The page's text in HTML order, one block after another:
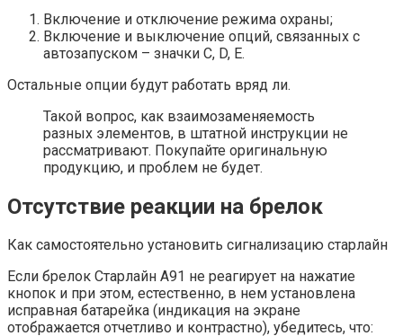
Включение и отключение режима охраны;
Включение и выключение опций, связанных с
автозапуском – значки C, D, E.
Остальные опции будут работать вряд ли.
Такой вопрос, как взаимозаменяемость
разных элементов, в штатной инструкции не
рассматривают. Покупайте оригинальную
продукцию, и проблем не будет.
Отсутствие реакции на брелок
Как самостоятельно установить сигнализацию старлайн
Если брелок Старлайн А91 не реагирует на нажатие
кнопок и при этом, естественно, в нем установлена
исправная батарейка (индикация на экране
отображается отчетливо и контрастно), убедитесь, что: